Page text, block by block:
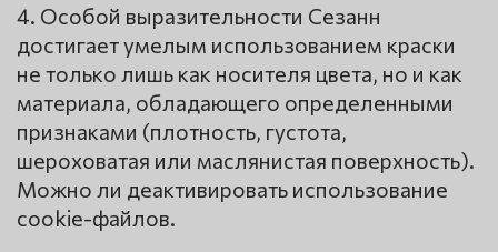
4. Особой выразительности Сезанн
достигает умелым использованием краски
не только лишь как носителя цвета, но и как
материала, обладающего определенными
признаками (плотность, густота,
шероховатая или маслянистая поверхность).
Можно ли деактивировать использование
cookie-файлов.